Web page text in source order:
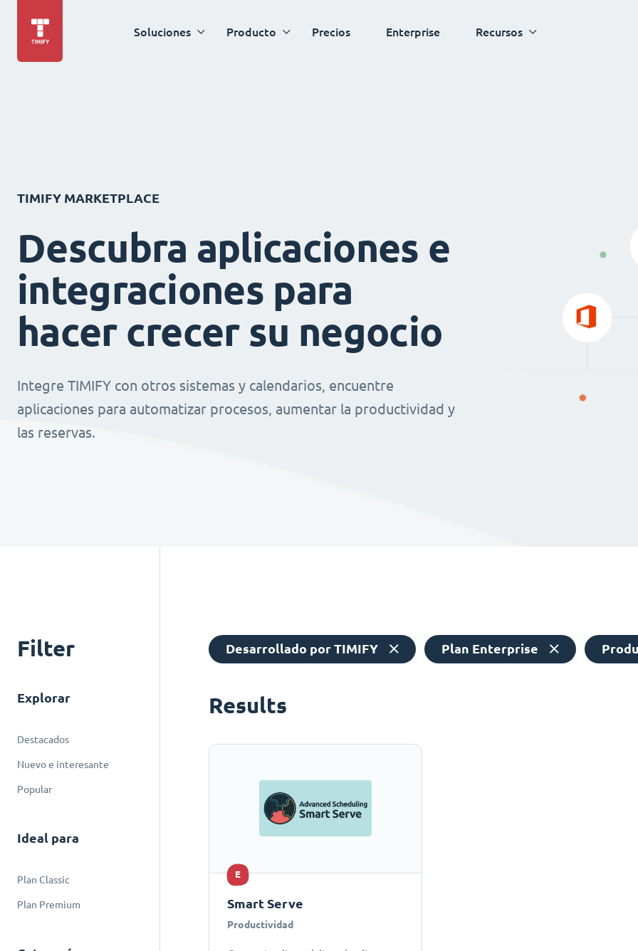
Soluciones Producto Precios Enterprise Recursos
TIMIFY MARKETPLACE
Descubra aplicaciones e
integraciones para
hacer crecer su negocio
Integre TIMIFY con otros sistemas y calendarios, encuentre
aplicaciones para automatizar procesos, aumentar la productividad y
las reservas.
Filter
Explorar
Destacados
Nuevo e interesante
Popular
Ideal para
Plan Classic
Plan Premium
Desarrollado por TIMIFY Plan Enterprise
Results
E
Smart Serve
Productividad